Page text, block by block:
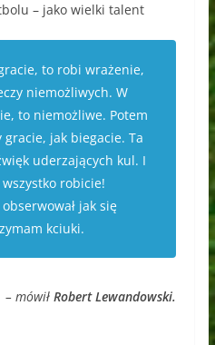
– jako wielki talent
to robi wrażenie,
niemożliwych. W
to niemożliwe. Potem
gracie, jak biegacie. Ta
uderzających kul. I
robicie!
jak się
kciuki.
– mówiłRobert Lewandowski.